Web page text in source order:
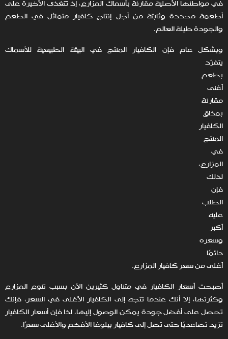
في مواطنها الأصلية مقارنةً بأسماك المزارع، إذ تتغذى الأخيرة على
أطعمة محددة وثابتة من أجل إنتاج كافيار متماثل في الطعم
والجودة طيلة العالم.
وبشكل عام فإن الكافيار المنتج في البيئة الطبيعية للأسماك
يتفرّد
بطعم
أغنى
مقارنة
بمذاق
الكافيار
المنتج
في
المزارع،
لذلك
فإن
الطلب
عليه
أكبر
وسعره
دائمًا
أغلى من سعر كافيار المزارع.
أصبحت أسعار الكافيار في متناول كثيرين الآن بسبب تنوع المزارع
وكثرتها، إلا أنك عندما تتجه إلى الكافيار الأغلى في السعر، فإنك
تحصل على أفضل جودة يمكن الوصول إليها، لذا فإن أسعار الكافيار
تزيد تصاعديًا حتى تصل إلى كافيار بيلوغا الأفخم والأغلى سعرًا.